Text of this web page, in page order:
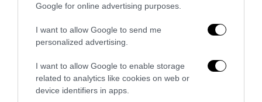
Google for online advertising purposes.
I want to allow Google to send me
personalized advertising.
I want to allow Google to enable storage
related to analytics like cookies on web or
device identifiers in apps.
L’Anpi divora se stessa: la fabbrica delle scomuniche
5 Agosto 2026